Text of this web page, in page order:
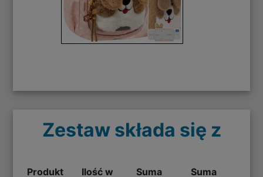
Zestaw składa się z
Produkt Ilość w Suma Suma